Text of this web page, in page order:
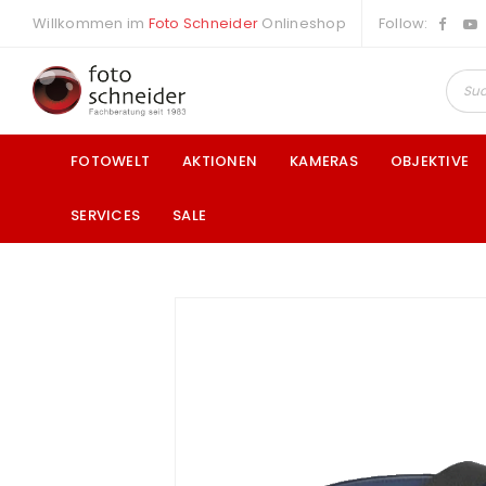
Willkommen im Foto Schneider Onlineshop Follow:
FOTOWELT AKTIONEN KAMERAS OBJEKTIVE
SERVICES SALE